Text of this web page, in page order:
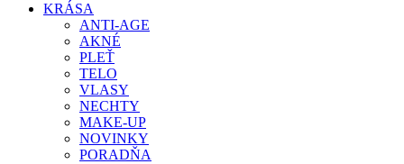
KRÁSA
ANTI-AGE
AKNÉ
PLEŤ
TELO
VLASY
NECHTY
MAKE-UP
NOVINKY
PORADŇA